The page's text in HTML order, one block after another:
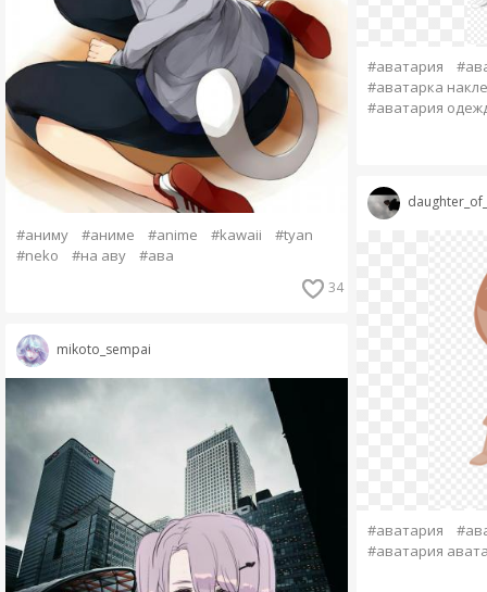
#аниму #аниме #anime #kawaii
#tyan
#neko
#на аву #ава
34
mikoto_sempai
#аватария
#аватарка
#аватария
#аватария
#аватария